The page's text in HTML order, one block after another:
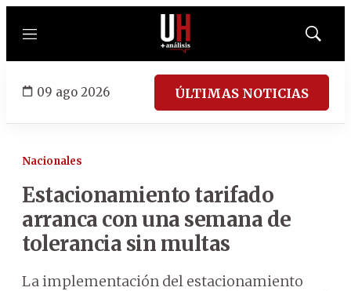
Menú
Mostrar
09 ago 2026 ÚLTIMAS NOTICIAS
Nacionales
Estacionamiento tarifado
arranca con una semana de
tolerancia sin multas
La implementación del estacionamiento